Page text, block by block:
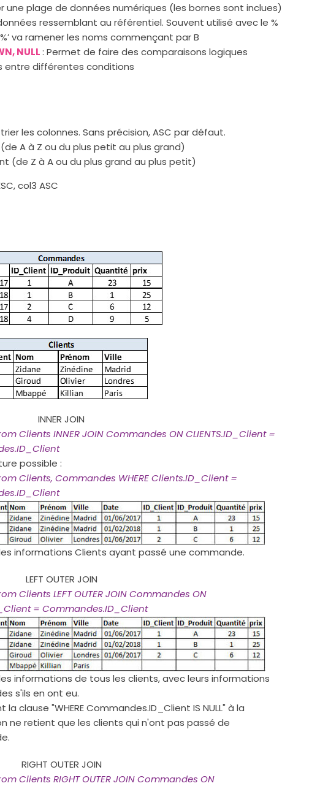
une plage de données numériques (les bornes sont inclues)
ressemblant au référentiel. Souvent utilisé avec le %
va ramener les noms commençant par B
NULL: Permet de faire des comparaisons logiques
entre différentes conditions
les colonnes. Sans précision, ASC par défaut.
A à Z ou du plus petit au plus grand)
(de Z à A ou du plus grand au plus petit)
col3 ASC
INNER JOIN
Clients INNER JOIN Commandes ON CLIENTS.ID_Client =
possible :
Clients, Commandes WHERE Clients.ID_Client =
informations Clients ayant passé une commande.
LEFT OUTER JOIN
Clients LEFT OUTER JOIN Commandes ON
= Commandes.ID_Client
informations de tous les clients, avec leurs informations
s'ils en ont eu.
la clause "WHERE Commandes.ID_Client IS NULL" à la
ne retient que les clients qui n'ont pas passé de
RIGHT OUTER JOIN
Clients RIGHT OUTER JOIN Commandes ON